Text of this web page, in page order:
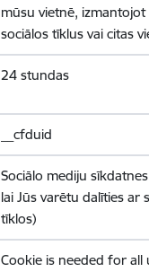
mūsu vietnē,
sociālos tīklus vai citas
24 stundas
__cfduid
Sociālo mediju
lai Jūs varētu dalīties ar
tīklos)
Cookie is needed for all